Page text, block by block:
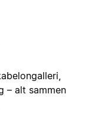
– alt sammen